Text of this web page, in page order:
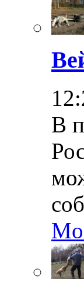
В